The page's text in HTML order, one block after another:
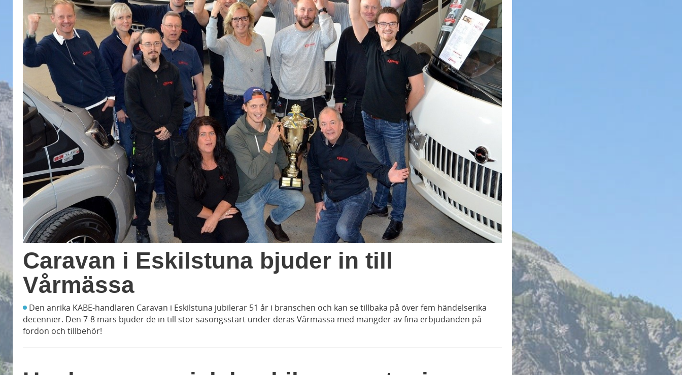
Caravan i Eskilstuna bjuder in till
Vårmässa
Den anrika KABE-handlaren Caravan i Eskilstuna jubilerar 51 år i branschen och kan se tillbaka på över fem händelserika
decennier. Den 7-8 mars bjuder de in till stor säsongsstart under deras Vårmässa med mängder av fina erbjudanden på
fordon och tillbehör!